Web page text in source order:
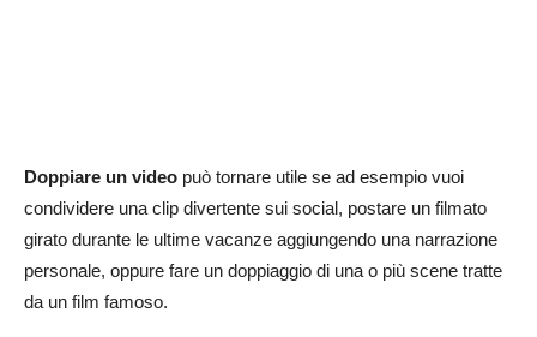
Doppiare un video può tornare utile se ad esempio vuoi
condividere una clip divertente sui social, postare un filmato
girato durante le ultime vacanze aggiungendo una narrazione
personale, oppure fare un doppiaggio di una o più scene tratte
da un film famoso.